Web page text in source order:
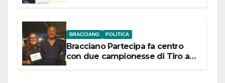
BRACCIANO POLITICA
Bracciano Partecipa fa centro
con due campionesse di Tiro a